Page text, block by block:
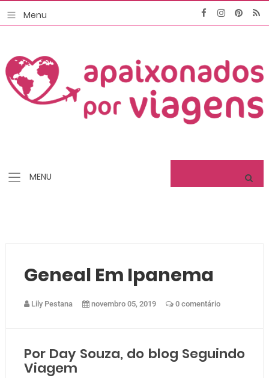
Geneal Em Ipanema
Lily Pestana novembro 05, 2019 0 comentário
Por Day Souza, do blog Seguindo
Viagem